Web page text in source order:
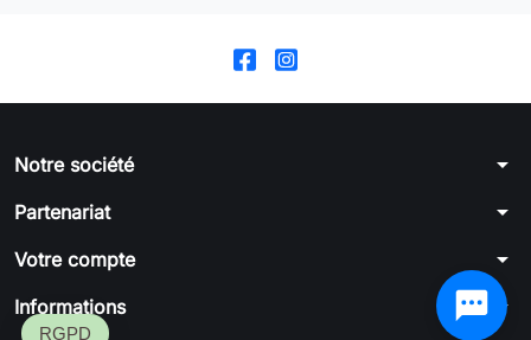
Notre société arrow_drop_down
Partenariat arrow_drop_down
Votre compte arrow_drop_down
Informations arrow_drop_down